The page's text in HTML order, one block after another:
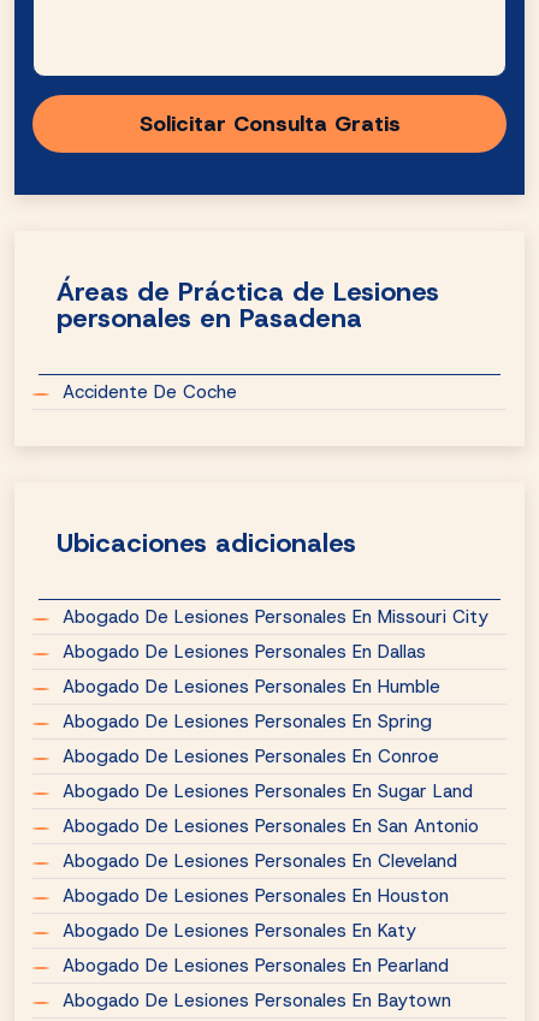
Áreas de Práctica de Lesiones
personales en Pasadena
Accidente De Coche
Ubicaciones adicionales
Abogado De Lesiones Personales En Missouri City
Abogado De Lesiones Personales En Dallas
Abogado De Lesiones Personales En Humble
Abogado De Lesiones Personales En Spring
Abogado De Lesiones Personales En Conroe
Abogado De Lesiones Personales En Sugar Land
Abogado De Lesiones Personales En San Antonio
Abogado De Lesiones Personales En Cleveland
Abogado De Lesiones Personales En Houston
Abogado De Lesiones Personales En Katy
Abogado De Lesiones Personales En Pearland
Abogado De Lesiones Personales En Baytown